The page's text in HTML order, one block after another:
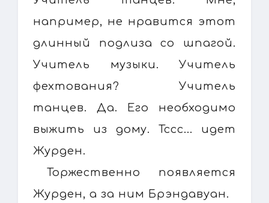
например, не нравится этот
длинный подлиза со шпагой.
Учитель музыки. Учитель
фехтования? Учитель
танцев. Да. Его необходимо
выжить из дому. Тссс... идет
Журден.
Торжественно появляется
Журден, а за ним Брэндавуан.